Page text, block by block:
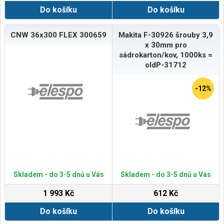
Do košíku Do košíku
CNW 36x300 FLEX 300659
Skladem - do 3-5 dnů u Vás
1 993 Kč
Do košíku
Makita F-30926 šrouby 3,9
x 30mm pro
sádrokarton/kov, 1000ks =
oldP-31712
-12%
Skladem - do 3-5 dnů u Vás
612 Kč
Do košíku